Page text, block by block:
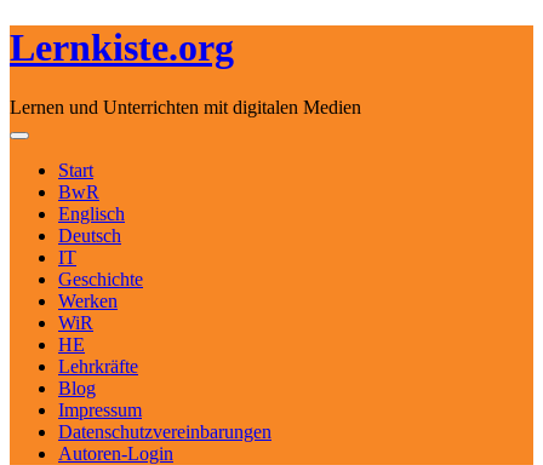
Lernkiste.org
Lernen und Unterrichten mit digitalen Medien
Skip to content
Toggle navigation
Start
BwR
Englisch
Deutsch
IT
Geschichte
Werken
WiR
HE
Lehrkräfte
Blog
Impressum
Datenschutzvereinbarungen
Autoren-Login